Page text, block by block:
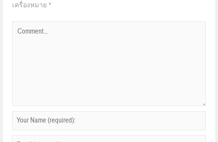
เครื่องหมาย*